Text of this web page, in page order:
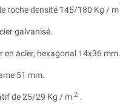
roche densité 145/180 Kg / m
galvanisé.
en acier, hexagonal 14x36 mm.
51 mm.
de 25/29 Kg / m 2 .